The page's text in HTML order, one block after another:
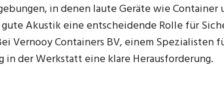
in denen laute Geräte wie Container
Akustik eine entscheidende Rolle für
Vernooy Containers BV, einem Spezialisten
in der Werkstatt eine klare Herausforderung.